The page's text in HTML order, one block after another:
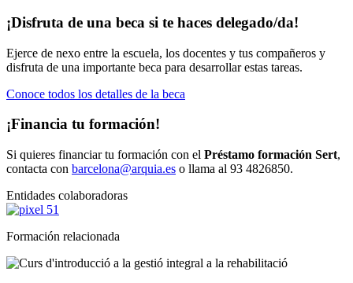
¡Disfruta de una beca si te haces delegado/da!
Ejerce de nexo entre la escuela, los docentes y tus compañeros y
disfruta de una importante beca para desarrollar estas tareas.
Conoce todos los detalles de la beca
¡Financia tu formación!
Si quieres financiar tu formación con el Préstamo formación Sert,
contacta con barcelona@arquia.es o llama al 93 4826850.
Entidades colaboradoras
Formación relacionada